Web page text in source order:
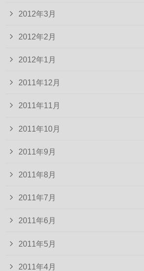
2012年3月
2012年2月
2012年1月
2011年12月
2011年11月
2011年10月
2011年9月
2011年8月
2011年7月
2011年6月
2011年5月
2011年4月